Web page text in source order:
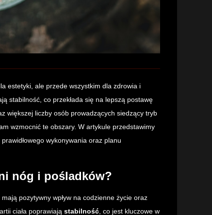
estetyki, ale przede wszystkim dla zdrowia i
stabilność, co przekłada się na lepszą postawę
większej liczby osób prowadzących siedzący tryb
wzmocnić te obszary. W artykule przedstawimy
wykonywania oraz planu
nóg i pośladków?
pozytywny wpływ na codzienne życie oraz
ciała poprawiają stabilność , co jest kluczowe w